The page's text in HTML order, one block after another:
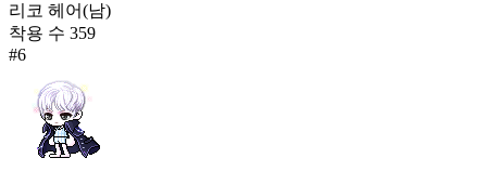
리코 헤어(남)
착용 수 359
#6